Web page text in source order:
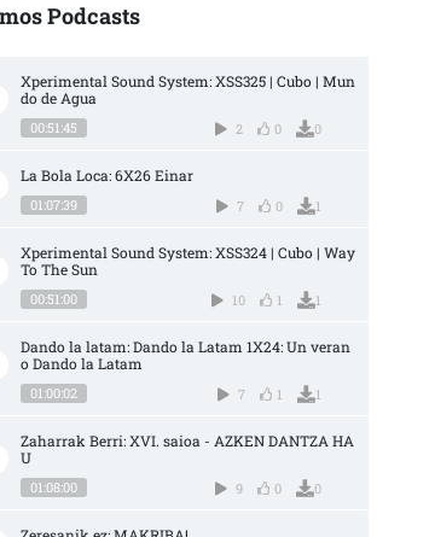
Podcasts
Xperimental Sound System: XSS325 | Cubo | Mun
do de Agua
00:51:45 2 0 0
La Bola Loca: 6X26 Einar
01:07:39 7 0 1
Xperimental Sound System: XSS324 | Cubo | Way
To The Sun
00:51:00 10 1 1
Dando la latam: Dando la Latam 1X24: Un veran
o Dando la Latam
01:00:02 7 1 1
Zaharrak Berri: XVI. saioa - AZKEN DANTZA HA
U
01:08:00 9 0 0